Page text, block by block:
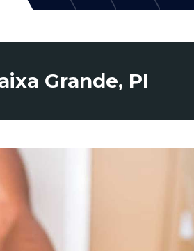
Grande, PI